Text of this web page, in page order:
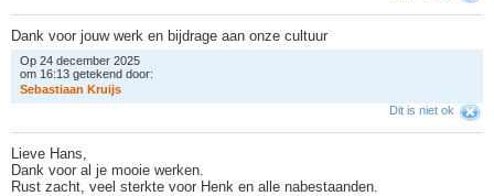
Dank voor jouw werk en bijdrage aan onze cultuur
Op 24 december 2025
om 16:13 getekend door:
Sebastiaan Kruijs
Dit is niet ok
Lieve Hans,
Dank voor al je mooie werken.
Rust zacht, veel sterkte voor Henk en alle nabestaanden.